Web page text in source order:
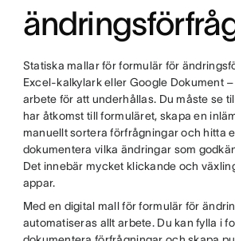
Statiska mallar för formulär för
Excel-kalkylark eller Google Dokument
arbete för att underhållas. Du måste se
har åtkomst till formuläret, skapa en
manuellt sortera förfrågningar och hitta
dokumentera vilka ändringar som
Det innebär mycket klickande och
appar.
Med en digital mall för formulär för
automatiseras allt arbete. Du kan fylla i